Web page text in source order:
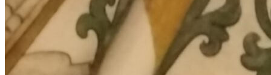
musikinstrument